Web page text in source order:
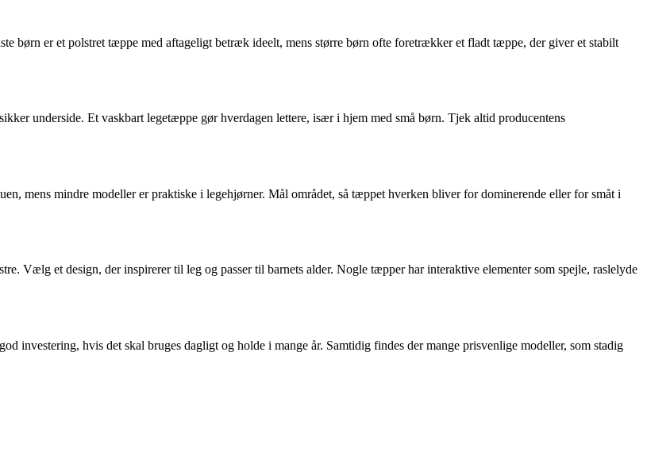
børn er et polstret tæppe med aftageligt betræk ideelt, mens større børn ofte foretrækker et fladt tæppe, der giver et stabilt
underside. Et vaskbart legetæppe gør hverdagen lettere, især i hjem med små børn. Tjek altid producentens
mens mindre modeller er praktiske i legehjørner. Mål området, så tæppet hverken bliver for dominerende eller for småt i
Vælg et design, der inspirerer til leg og passer til barnets alder. Nogle tæpper har interaktive elementer som spejle, raslelyde
investering, hvis det skal bruges dagligt og holde i mange år. Samtidig findes der mange prisvenlige modeller, som stadig